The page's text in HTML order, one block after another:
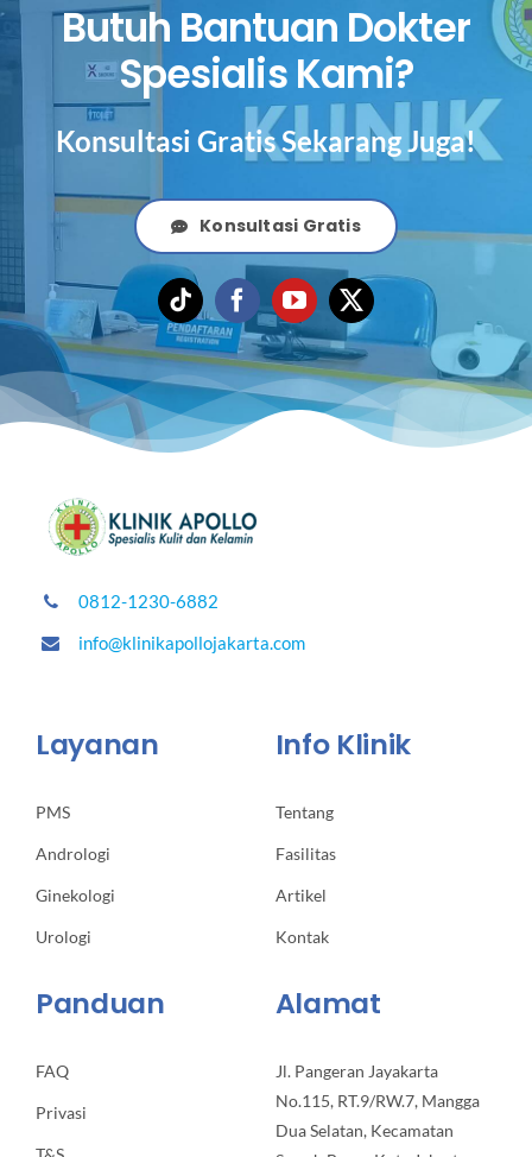
Butuh Bantuan Dokter
Spesialis Kami?
Konsultasi Gratis Sekarang Juga!
Konsultasi Gratis
0812-1230-6882
info@klinikapollojakarta.com
Layanan
PMS
Andrologi
Ginekologi
Urologi
Info Klinik
Tentang
Fasilitas
Artikel
Kontak
Panduan
FAQ
Privasi
Alamat
Jl. Pangeran Jayakarta
No.115, RT.9/RW.7, Mangga
Dua Selatan, Kecamatan